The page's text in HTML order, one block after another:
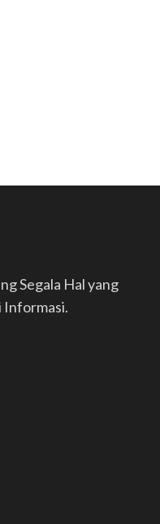
Segala Hal yang
Informasi.